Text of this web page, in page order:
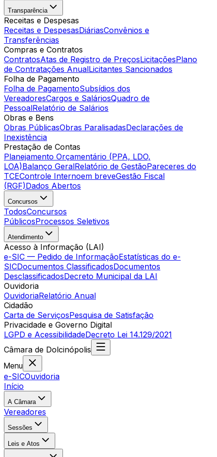
Transparência
Receitas e Despesas
Receitas e DespesasDiáriasConvênios e
Transferências
Compras e Contratos
ContratosAtas de Registro de PreçosLicitaçõesPlano
de Contratações AnualLicitantes Sancionados
Folha de Pagamento
Folha de PagamentoSubsídios dos
VereadoresCargos e SaláriosQuadro de
PessoalRelatório de Salários
Obras e Bens
Obras PúblicasObras ParalisadasDeclarações de
Inexistência
Prestação de Contas
Planejamento Orçamentário (PPA, LDO,
LOA)Balanço GeralRelatório de GestãoPareceres do
TCEControle Internoem breveGestão Fiscal
(RGF)Dados Abertos
Concursos
TodosConcursos
PúblicosProcessos Seletivos
Atendimento
Acesso à Informação (LAI)
e-SIC — Pedido de InformaçãoEstatísticas do e-
SICDocumentos ClassificadosDocumentos
DesclassificadosDecreto Municipal da LAI
Ouvidoria
OuvidoriaRelatório Anual
Cidadão
Carta de ServiçosPesquisa de Satisfação
Privacidade e Governo Digital
LGPD e AcessibilidadeDecreto Lei 14.129/2021
Câmara de Dolcinópolis
Menu
e-SICOuvidoria
Início
A Câmara
Vereadores
Sessões
Leis e Atos